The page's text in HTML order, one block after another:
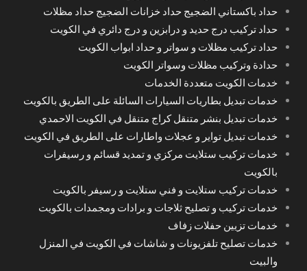
حداد باكستاني الضجيج حداد خزانات الضجيج حداد مظلات
حداد تركيب درج حديد و درابزين و درج دائري في الكويت
حداد تركيب مظلات و سواتر و حداد ابواب الكويت
حدادة وتركيب مظلات وسواتر الكويت
خدمات الكويت متعددة الخدمات
خدمات تبديل بطاريات السيارات السائلة على الطريق بالكويت
خدمات تبديل بنشر متنقل كراج متنقل في الكويت الاحمدي
خدمات تبديل تواير و عجلات واطارات على الطريق في الكويت
خدمات تركيب ستلايت مركزي و تمديد قسائم و رسيفرات
بالكويت
خدمات تركيب ستلايت و فني ستلايت و رسيفر بالكويت
خدمات تركيب و تصليح ثلاجات و برادات ومجمدات بالكويت
خدمات تزيين حفلات زفاف
خدمات تصليح تلفزيونات و شاشات في الكويت في المنزل
والبيت